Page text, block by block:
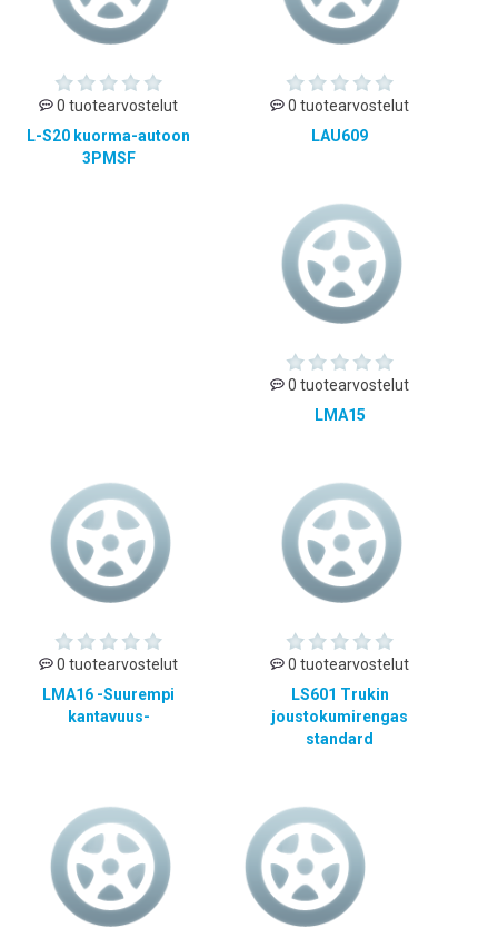
0 tuotearvostelut
L-S20 kuorma-autoon
3PMSF
0 tuotearvostelut
LAU609
0 tuotearvostelut
LMA15
0 tuotearvostelut
LMA16 -Suurempi
kantavuus-
0 tuotearvostelut
LS601 Trukin
joustokumirengas
standard